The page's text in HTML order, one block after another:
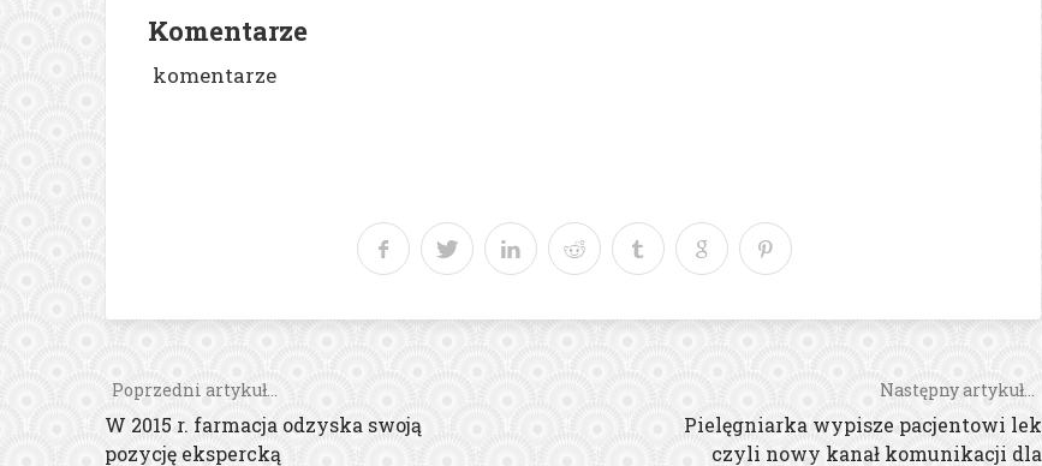
Komentarze
komentarze
Poprzedni artykuł...
W 2015 r. farmacja odzyska swoją
pozycję ekspercką
Następny artykuł...
Pielęgniarka wypisze pacjentowi lek
czyli nowy kanał komunikacji dla